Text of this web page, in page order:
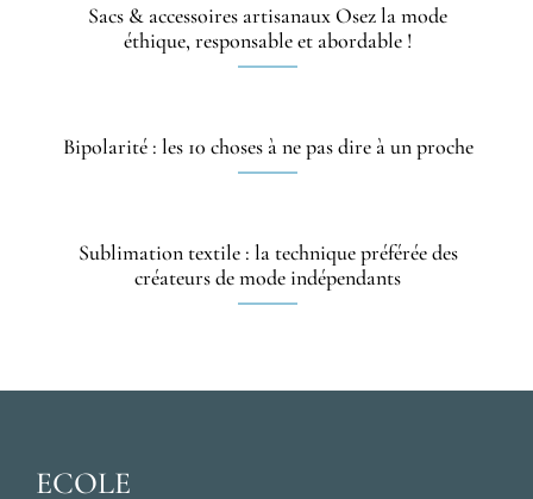
Sacs & accessoires artisanaux Osez la mode
éthique, responsable et abordable !
Bipolarité : les 10 choses à ne pas dire à un proche
Sublimation textile : la technique préférée des
créateurs de mode indépendants
ECOLE